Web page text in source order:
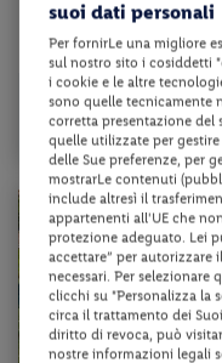
Check-in
dal 29/08/26
al 28/12/26
suoi dati personali
Per fornirLe una migliore
sul nostro sito i cosiddetti
i cookie e le altre
sono quelle tecnicamente
corretta presentazione del
quelle utilizzate per
delle Sue preferenze, per
mostrarLe contenuti
include altresì il
appartenenti all'UE che
protezione adeguato. Lei
accettare” per
necessari. Per
clicchi su "Personalizza la
circa il trattamento dei
diritto di revoca, può
nostre informazioni legali